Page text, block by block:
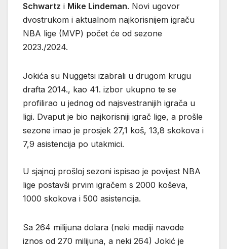
Schwartz i Mike Lindeman. Novi ugovor
dvostrukom i aktualnom najkorisnijem igraču
NBA lige (MVP) počet će od sezone
2023./2024.
Jokića su Nuggetsi izabrali u drugom krugu
drafta 2014., kao 41. izbor ukupno te se
profilirao u jednog od najsvestranijih igrača u
ligi. Dvaput je bio najkorisniji igrač lige, a prošle
sezone imao je prosjek 27,1 koš, 13,8 skokova i
7,9 asistencija po utakmici.
U sjajnoj prošloj sezoni ispisao je povijest NBA
lige postavši prvim igračem s 2000 koševa,
1000 skokova i 500 asistencija.
Sa 264 milijuna dolara (neki mediji navode
iznos od 270 milijuna, a neki 264) Jokić je